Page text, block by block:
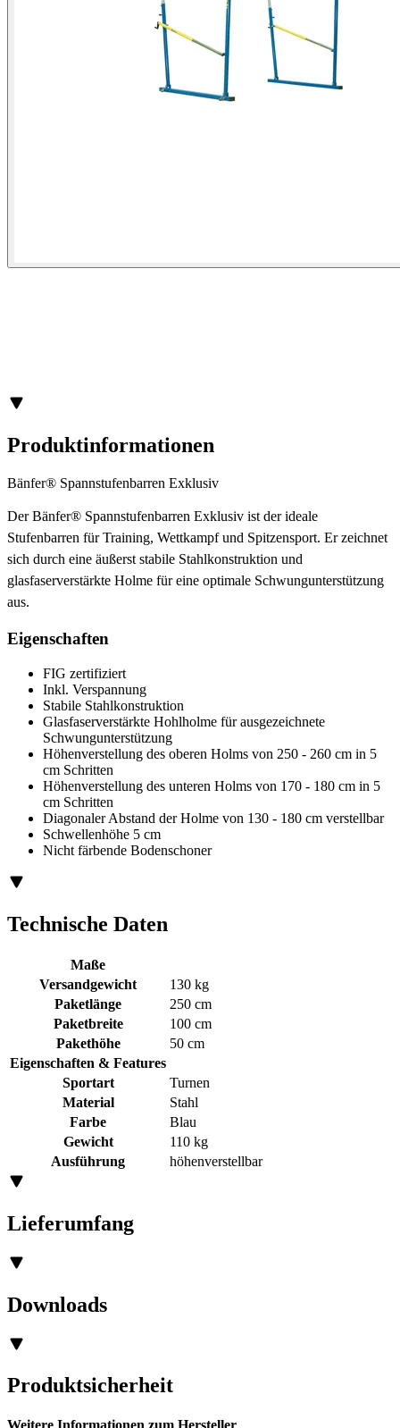
Produktinformationen
Bänfer® Spannstufenbarren Exklusiv
Der Bänfer® Spannstufenbarren Exklusiv ist der ideale
Stufenbarren für Training, Wettkampf und Spitzensport. Er zeichnet
sich durch eine äußerst stabile Stahlkonstruktion und
glasfaserverstärkte Holme für eine optimale Schwungunterstützung
aus.
Eigenschaften
FIG zertifiziert
Inkl. Verspannung
Stabile Stahlkonstruktion
Glasfaserverstärkte Hohlholme für ausgezeichnete
Schwungunterstützung
Höhenverstellung des oberen Holms von 250 - 260 cm in 5
cm Schritten
Höhenverstellung des unteren Holms von 170 - 180 cm in 5
cm Schritten
Diagonaler Abstand der Holme von 130 - 180 cm verstellbar
Schwellenhöhe 5 cm
Nicht färbende Bodenschoner
Technische Daten
Maße
Versandgewicht
130 kg
Paketlänge
250 cm
Paketbreite
100 cm
Pakethöhe
50 cm
Eigenschaften & Features
Sportart
Turnen
Material
Stahl
Farbe
Blau
Gewicht
110 kg
Ausführung
höhenverstellbar
Lieferumfang
Downloads
Produktsicherheit
Weitere Informationen zum Hersteller